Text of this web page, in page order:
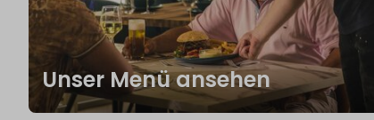
Unser Menü ansehen